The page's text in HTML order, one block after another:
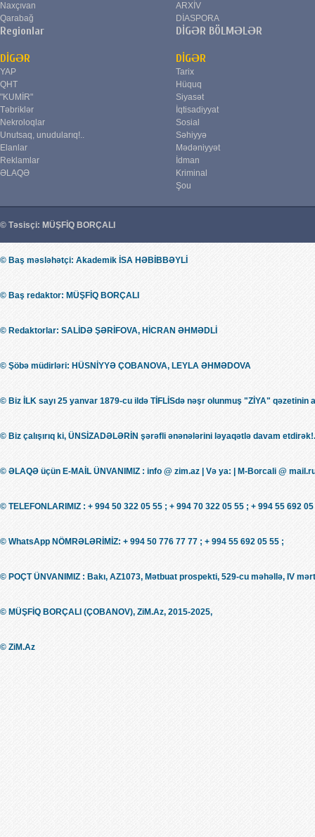
Naxçıvan
Qarabağ
Regionlar
ARXİV
DİASPORA
DİGƏR BÖLMƏLƏR
DİGƏR
YAP
QHT
"KUMİR"
Təbriklər
Nekroloqlar
Unutsaq, unudularıq!..
Elanlar
Reklamlar
ƏLAQƏ
DİGƏR
Tarix
Hüquq
Siyasət
İqtisadiyyat
Sosial
Səhiyyə
Mədəniyyət
İdman
Kriminal
Şou
© Təsisçi: MÜŞFİQ BORÇALI
© Baş məsləhətçi: Akademik İSA HƏBİBBƏYLİ
© Baş redaktor: MÜŞFİQ BORÇALI
© Redaktorlar: SALİDƏ ŞƏRİFOVA, HİCRAN ƏHMƏDLİ
© Şöbə müdirləri: HÜSNİYYƏ ÇOBANOVA, LEYLA ƏHMƏDOVA
© Biz İLK sayı 25 yanvar 1879-cu ildə TİFLİSdə nəşr olunmuş "ZİYA" qəzetinin
© Biz çalışırıq ki, ÜNSİZADƏLƏRİN şərəfli ənənələrini ləyaqətlə davam
© ƏLAQƏ üçün E-MAİL ÜNVANIMIZ : info @ zim.az | Və ya: | M-Borcali @
© TELEFONLARIMIZ : + 994 50 322 05 55 ; + 994 70 322 05 55 ; + 994 55 692
© WhatsApp NÖMRƏLƏRİMİZ: + 994 50 776 77 77 ; + 994 55 692 05 55 ;
© POÇT ÜNVANIMIZ : Bakı, AZ1073, Mətbuat prospekti, 529-cu məhəllə, IV
© MÜŞFİQ BORÇALI (ÇOBANOV), ZiM.Az, 2015-2025,
© ZiM.Az